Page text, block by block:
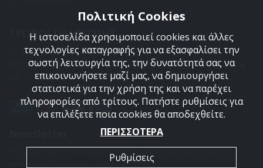
ΤΡΟΠΟΙ ΠΛΗΡΩΜΗΣ
Οι διαθέσιμοι τρόποι πληρωμής είναι η Αντικαταβολή,
κατάθεση σε τραπεζικό μας λογαριασμό, πιστωτική κάρτα
και πληρωμή με PayPal.
Εγγραφείτε στο newsletter μας για να είσαστε πάντα
ενημερωμένοι για τα προϊόντα μας.
Πολιτική Cookies
Η ιστοσελίδα χρησιμοποιεί cookies και άλλες
τεχνολογίες καταγραφής για να εξασφαλίσει την
σωστή λειτουργία της, την δυνατότητά σας να
επικοινωνήσετε μαζί μας, να δημιουργήσει
στατιστικά για την χρήση της και να παρέχει
πληροφορίες από τρίτους. Πατήστε ρυθμίσεις για
να επιλέξετε ποια cookies θα αποδεχθείτε.
ΠΕΡΙΣΣΟΤΕΡΑ
Ρυθμίσεις